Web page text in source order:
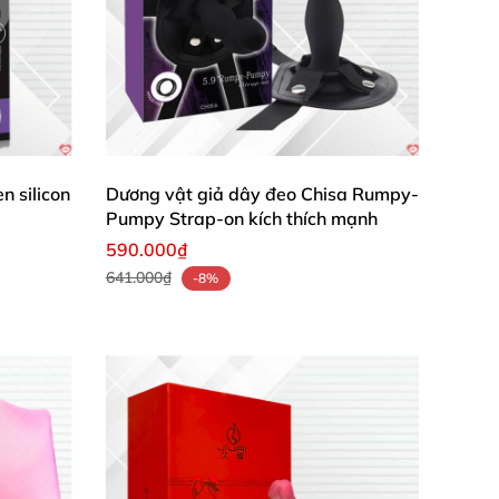
yêu liên tục
cũng không lo bị tuột mất
phóng năng lượng tiêu cực
silicon
Dương vật giả dây đeo Chisa Rumpy-
Pumpy Strap-on kích thích mạnh
590.000₫
641.000₫ -8%